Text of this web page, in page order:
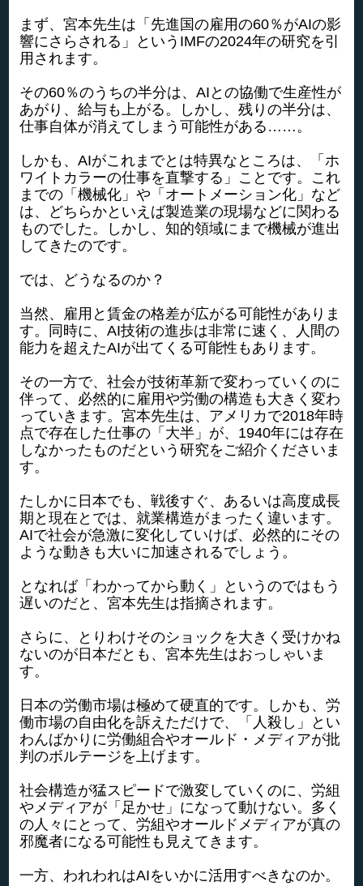
まず、宮本先生は「先進国の雇用の60％がAIの影
響にさらされる」というIMFの2024年の研究を引
用されます。
その60％のうちの半分は、AIとの協働で生産性が
あがり、給与も上がる。しかし、残りの半分は、
仕事自体が消えてしまう可能性がある……。
しかも、AIがこれまでとは特異なところは、「ホ
ワイトカラーの仕事を直撃する」ことです。これ
までの「機械化」や「オートメーション化」など
は、どちらかといえば製造業の現場などに関わる
ものでした。しかし、知的領域にまで機械が進出
してきたのです。
では、どうなるのか？
当然、雇用と賃金の格差が広がる可能性がありま
す。同時に、AI技術の進歩は非常に速く、人間の
能力を超えたAIが出てくる可能性もあります。
その一方で、社会が技術革新で変わっていくのに
伴って、必然的に雇用や労働の構造も大きく変わ
っていきます。宮本先生は、アメリカで2018年時
点で存在した仕事の「大半」が、1940年には存在
しなかったものだという研究をご紹介くださいま
す。
たしかに日本でも、戦後すぐ、あるいは高度成長
期と現在とでは、就業構造がまったく違います。
AIで社会が急激に変化していけば、必然的にその
ような動きも大いに加速されるでしょう。
となれば「わかってから動く」というのではもう
遅いのだと、宮本先生は指摘されます。
さらに、とりわけそのショックを大きく受けかね
ないのが日本だとも、宮本先生はおっしゃいま
す。
日本の労働市場は極めて硬直的です。しかも、労
働市場の自由化を訴えただけで、「人殺し」とい
わんばかりに労働組合やオールド・メディアが批
判のボルテージを上げます。
社会構造が猛スピードで激変していくのに、労組
やメディアが「足かせ」になって動けない。多く
の人々にとって、労組やオールドメディアが真の
邪魔者になる可能性も見えてきます。
一方、われわれはAIをいかに活用すべきなのか。